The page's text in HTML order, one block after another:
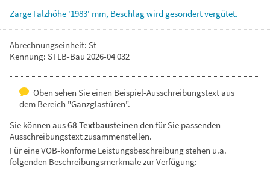
Zarge Falzhöhe '1983' mm, Beschlagwird gesondertvergütet.
Abrechnungseinheit: St
Kennung: STLB-Bau 2026-04 032
Oben sehen Sie einen Beispiel-Ausschreibungstext aus
dem Bereich "Ganzglastüren".
Sie können aus68 Textbausteinenden für Sie passenden
Ausschreibungstext zusammenstellen.
Für eine VOB-konforme Leistungsbeschreibung stehen u.a.
folgenden Beschreibungsmerkmale zur Verfügung: